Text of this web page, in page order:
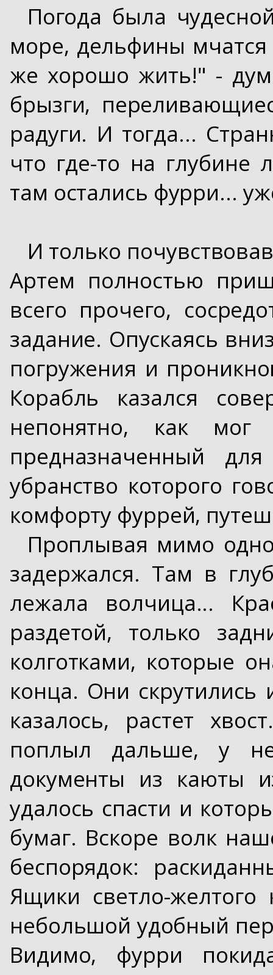
Погода была
море, дельфины
же хорошо жить!" -
брызги,
радуги. И тогда...
что где-то на глубине
там остались фурри...
И только
Артем полностью
всего прочего,
задание. Опускаясь
погружения и
Корабль казался
непонятно, как мог
предназначенный
убранство которого
комфорту фуррей,
Проплывая мимо
задержался. Там в
лежала волчица...
раздетой, только
колготками, которые
конца. Они скрутились
казалось, растет
поплыл дальше, у
документы из каюты
удалось спасти и
бумаг. Вскоре волк
беспорядок:
Ящики светло-
небольшой удобный
Видимо, фурри